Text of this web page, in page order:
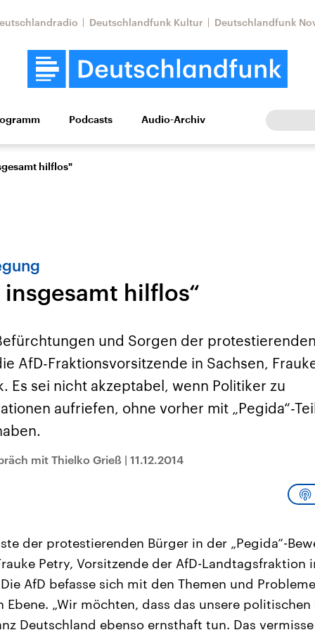
Deutschlandfunk Kultur Deutschlandfunk
Wissen Kultur Europa
Beiträge,
und
gehören die
Staaten zu
der Erde, mit
Weltgeschehen.
Nahostkonflikt
palästinensischen
Terrororganisation
Hamas im Oktober 2023
Region wieder die
Gewalt entfacht. Israel
möchte die Hamas
zerstören. Diese wird wie
Islamischen
Republik Iran – ist
von einem
Religionsführer
Osten. Eine
zu Israel und zu den
Podcasts Audio-Archiv
hilflos"
insgesamt hilflos“
und Sorgen der
AfD-Fraktionsvorsitzende in Sachsen,
Es sei nicht akzeptabel, wenn Politiker zu
aufriefen, ohne vorher mit „Pegida“-
mit Thielko Grieß | 11.12.2014
der protestierenden Bürger in der „Pegida“-
Petry, Vorsitzende der AfD-Landtagsfraktion
AfD befasse sich mit den Themen und
„Wir möchten, dass das unsere politischen
Deutschland ebenso ernsthaft tun. Das